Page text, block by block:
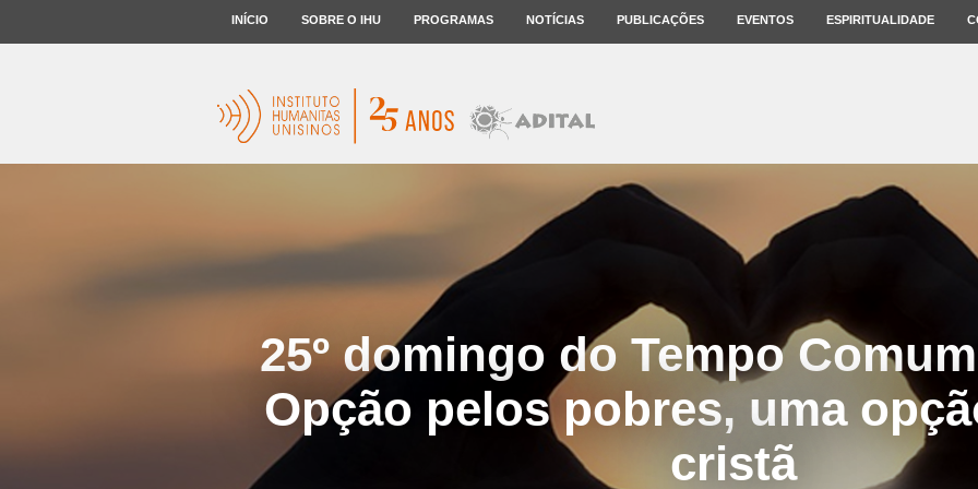
INÍCIO SOBRE O IHU PROGRAMAS NOTÍCIAS PUBLICAÇÕES EVENTOS ESPIRITUALIDADE
25º domingo do Tempo
Opção pelos pobres, uma
cristã